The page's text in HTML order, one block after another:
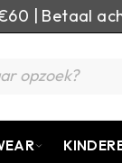
| Betaal